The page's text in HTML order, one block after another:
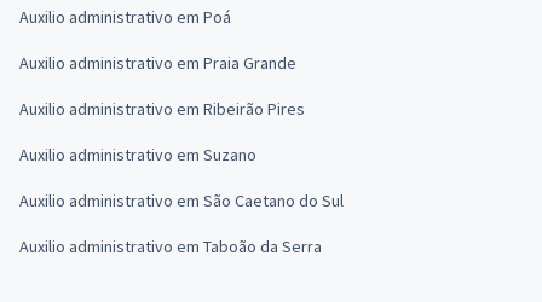
Auxilio administrativo em Poá
Auxilio administrativo em Praia Grande
Auxilio administrativo em Ribeirão Pires
Auxilio administrativo em Suzano
Auxilio administrativo em São Caetano do Sul
Auxilio administrativo em Taboão da Serra